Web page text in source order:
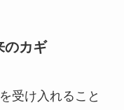
のカギ
受け入れること